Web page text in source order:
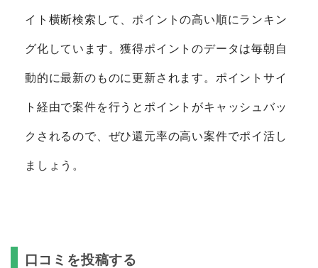
イト横断検索して、ポイントの高い順にランキン
グ化しています。獲得ポイントのデータは毎朝自
動的に最新のものに更新されます。ポイントサイ
ト経由で案件を行うとポイントがキャッシュバッ
クされるので、ぜひ還元率の高い案件でポイ活し
ましょう。
口コミを投稿する